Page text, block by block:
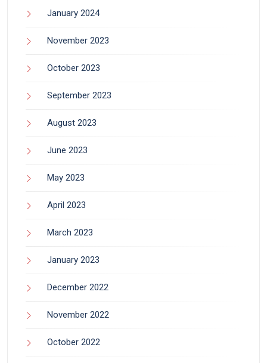
January 2024
November 2023
October 2023
September 2023
August 2023
June 2023
May 2023
April 2023
March 2023
January 2023
December 2022
November 2022
October 2022